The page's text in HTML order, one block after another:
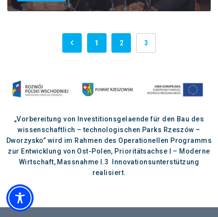
1 2 3
„Vorbereitung von Investitionsgelaende für den Bau des
wissenschaftlich – technologischen Parks Rzeszów –
Dworzysko” wird im Rahmen des Operationellen Programms
zur Entwicklung von Ost-Polen, Prioritätsachse I – Moderne
Wirtschaft, Massnahme I.3 Innovationsunterstützung
realisiert.